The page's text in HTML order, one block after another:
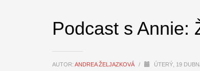
Podcast s Annie:
AUTOR: ANDREA ŽELJAZKOVÁ / ÚTERÝ, 19